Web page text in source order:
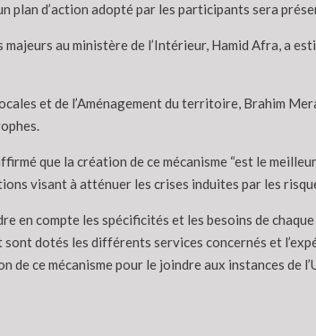
plan d’action adopté par les participants sera
au ministère de l’Intérieur, Hamid Afra, a
et de l’Aménagement du territoire, Brahim
que la création de ce mécanisme “est le
visant à atténuer les crises induites par les
en compte les spécificités et les besoins de
dotés les différents services concernés et
ce mécanisme pour le joindre aux instances de